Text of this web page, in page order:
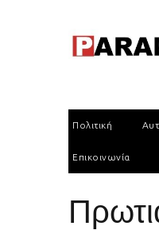
Πολιτική
Επικοινωνία